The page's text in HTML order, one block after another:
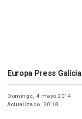
Europa Press Galicia
Domingo, 4 mayo 2014
Actualizado: 20:18